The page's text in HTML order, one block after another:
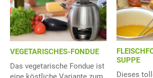
VEGETARISCHES-FONDUE
Das vegetarische Fondue ist
SUPPE
Dieses